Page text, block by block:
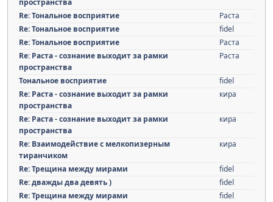
пространства
Re: Тональное восприятие
Раста
Re: Тональное восприятие
fidel
Re: Тональное восприятие
Раста
Re: Раста - сознание выходит за рамки
пространства
Раста
Тональное восприятие
fidel
Re: Раста - сознание выходит за рамки
пространства
кира
Re: Раста - сознание выходит за рамки
пространства
кира
Re: Взаимодействие с мелкопизерным
тиранчиком
кира
Re: Трещина между мирами
fidel
Re: дважды два девять )
fidel
Re: Трещина между мирами
fidel